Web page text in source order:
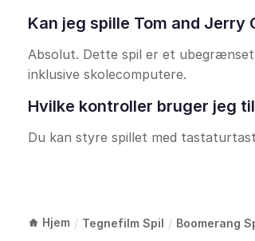
Kan jeg spille Tom and
Absolut. Dette spil er et
inklusive skolecomputere.
Hvilke kontroller bruger jeg
Du kan styre spillet med
Hjem / Tegnefilm Spil / Boomerang